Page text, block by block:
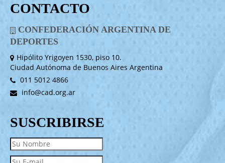
CONTACTO
CONFEDERACIÓN ARGENTINA DE
DEPORTES
Hipólito Yrigoyen 1530, piso 10.
Ciudad Autónoma de Buenos Aires Argentina
011 5012 4866
info@cad.org.ar
SUSCRIBIRSE